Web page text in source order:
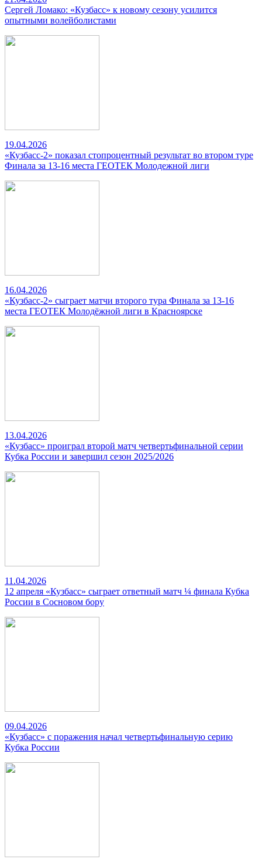
Сергей Ломако: «Кузбасс» к новому сезону усилится
опытными волейболистами
19.04.2026
«Кузбасс-2» показал стопроцентный результат во втором туре
Финала за 13-16 места ГЕОТЕК Молодежной лиги
16.04.2026
«Кузбасс-2» сыграет матчи второго тура Финала за 13-16
места ГЕОТЕК Молодёжной лиги в Красноярске
13.04.2026
«Кузбасс» проиграл второй матч четвертьфинальной серии
Кубка России и завершил сезон 2025/2026
11.04.2026
12 апреля «Кузбасс» сыграет ответный матч ¼ финала Кубка
России в Сосновом бору
09.04.2026
«Кузбасс» с поражения начал четвертьфинальную серию
Кубка России